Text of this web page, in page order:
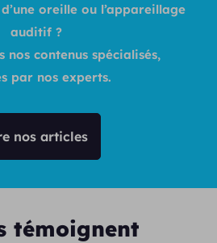
oreille ou l’appareillage
auditif ?
nos contenus spécialisés,
par nos experts.
nos articles
témoignent